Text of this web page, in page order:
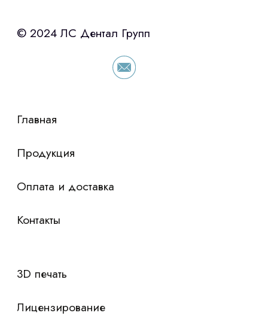
«Уралпромлизинг» подберем выгодные
условия по лизингу оборудования,
просто оставьте контакты чтобы мы
сориентировали по условиям